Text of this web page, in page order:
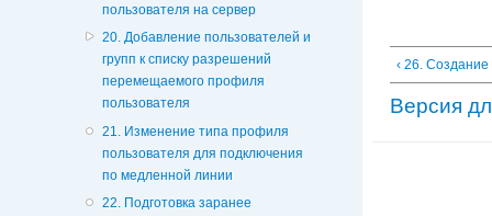
пользователя на сервер
20. Добавление пользователей и
групп к списку разрешений
перемещаемого профиля
пользователя
21. Изменение типа профиля
пользователя для подключения
по медленной линии
22. Подготовка заранее
‹ 26.
Версия